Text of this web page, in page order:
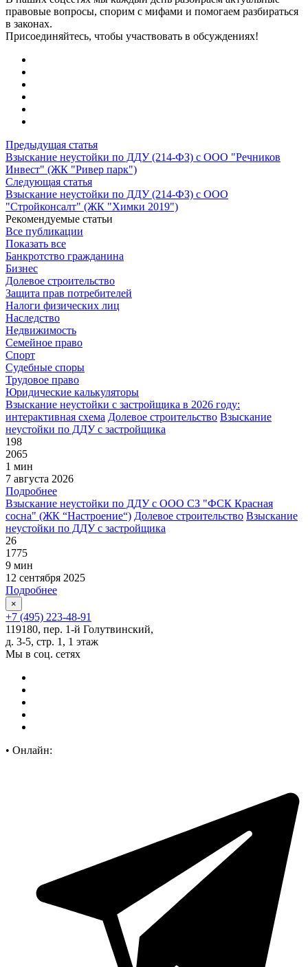
правовые вопросы, спорим с мифами и помогаем разбираться
в законах.
Присоединяйтесь, чтобы участвовать в обсуждениях!
Предыдущая статья
Взыскание неустойки по ДДУ (214-ФЗ) с ООО "Речников
Инвест" (ЖК "Ривер парк")
Следующая статья
Взыскание неустойки по ДДУ (214-ФЗ) с ООО
"Стройконсалт" (ЖК "Химки 2019")
Рекомендуемые статьи
Все публикации
Показать все
Банкротство гражданина
Бизнес
Долевое строительство
Защита прав потребителей
Налоги физических лиц
Наследство
Недвижимость
Семейное право
Спорт
Судебные споры
Трудовое право
Юридические калькуляторы
Взыскание неустойки с застройщика в 2026 году:
интерактивная схема Долевое строительство Взыскание
неустойки по ДДУ с застройщика
198
2065
1 мин
7 августа 2026
Подробнее
Взыскание неустойки по ДДУ с ООО СЗ "ФСК Красная
сосна" (ЖК “Настроение“) Долевое строительство Взыскание
неустойки по ДДУ с застройщика
26
1775
9 мин
12 сентября 2025
Подробнее
×
+7 (495) 223-48-91
119180, пер. 1-й Голутвинский,
д. 3-5, стр. 1, 1 этаж
Мы в соц. сетях
• Онлайн: